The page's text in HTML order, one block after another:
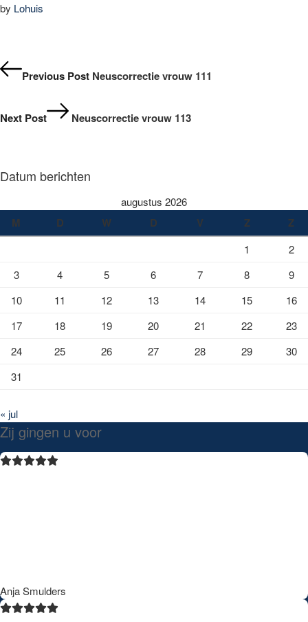
by Lohuis
Bericht
navigatie
Previous Post Neuscorrectie vrouw 111
Next Post Neuscorrectie vrouw 113
Datum berichten
augustus 2026
M D W D V Z Z
1
2
3
4 5 6 7 8
9
10
11 12 13 14 15
16
17
18 19 20 21 22
23
24
25 26 27 28 29
30
31
« jul
Zij gingen u voor
Anja Smulders